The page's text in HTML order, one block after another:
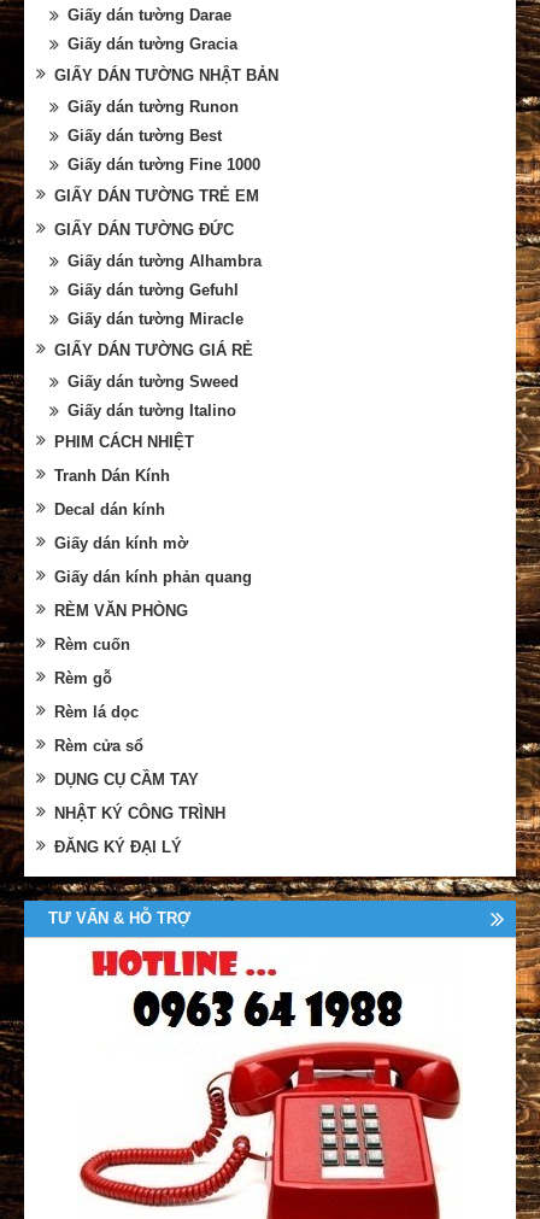
Giấy dán tường Darae
Giấy dán tường Gracia
GIẤY DÁN TƯỜNG NHẬT BẢN
Giấy dán tường Runon
Giấy dán tường Best
Giấy dán tường Fine 1000
GIẤY DÁN TƯỜNG TRẺ EM
GIẤY DÁN TƯỜNG ĐỨC
Giấy dán tường Alhambra
Giấy dán tường Gefuhl
Giấy dán tường Miracle
GIẤY DÁN TƯỜNG GIÁ RẺ
Giấy dán tường Sweed
Giấy dán tường Italino
PHIM CÁCH NHIỆT
Tranh Dán Kính
Decal dán kính
Giấy dán kính mờ
Giấy dán kính phản quang
RÈM VĂN PHÒNG
Rèm cuốn
Rèm gỗ
Rèm lá dọc
Rèm cửa sổ
DỤNG CỤ CẦM TAY
NHẬT KÝ CÔNG TRÌNH
ĐĂNG KÝ ĐẠI LÝ
TƯ VẤN & HỖ TRỢ